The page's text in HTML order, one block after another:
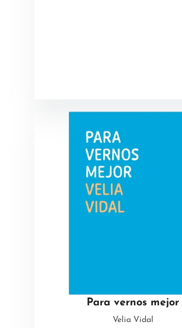
Para vernos mejor
Velia Vidal